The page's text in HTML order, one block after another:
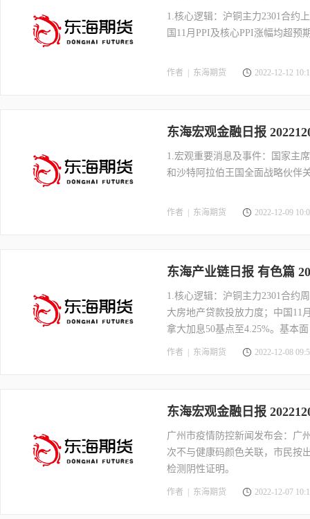
1.核心逻辑：沪铜主力2301合约
国11月PPI及核心PPI涨幅均超预
作者 | 东海期货 2022-12-12
东海宏观金融日报
1.宏观重要消息及事件：国家主
和沙特阿拉伯王国全面战略伙伴
作者 | 东海期货 2022-12-09
东海产业链日报 有色篇
1.核心逻辑：沪铜主力2301合约
大房地产贷款投放力度；中国11
拿大加息50基点至4.25%。基本
SMM数据，11月国内精铜产量
作者 | 东海期货 2022-12-08
东海宏观金融日报
广州市疫情防控新闻发布会：广
次不与健康码颜色关联，市民按
检测阴性证明。
作者 | 东海期货 2022-12-07